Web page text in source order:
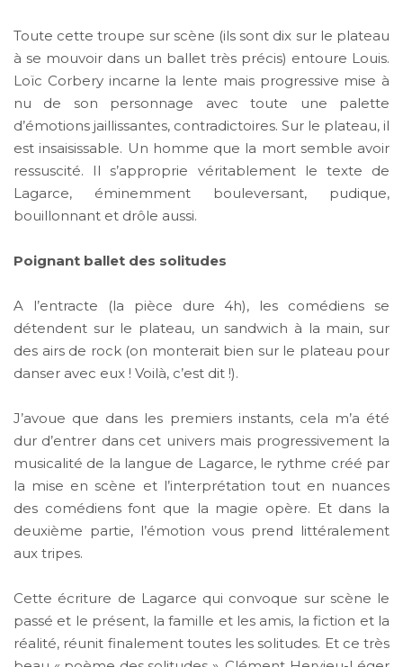
Toute cette troupe sur scène (ils sont dix sur le plateau
à se mouvoir dans un ballet très précis) entoure Louis.
Loïc Corbery incarne la lente mais progressive mise à
nu de son personnage avec toute une palette
d’émotions jaillissantes, contradictoires. Sur le plateau, il
est insaisissable. Un homme que la mort semble avoir
ressuscité. Il s’approprie véritablement le texte de
Lagarce, éminemment bouleversant, pudique,
bouillonnant et drôle aussi.
Poignant ballet des solitudes
A l’entracte (la pièce dure 4h), les comédiens se
détendent sur le plateau, un sandwich à la main, sur
des airs de rock (on monterait bien sur le plateau pour
danser avec eux ! Voilà, c’est dit !).
J’avoue que dans les premiers instants, cela m’a été
dur d’entrer dans cet univers mais progressivement la
musicalité de la langue de Lagarce, le rythme créé par
la mise en scène et l’interprétation tout en nuances
des comédiens font que la magie opère. Et dans la
deuxième partie, l’émotion vous prend littéralement
aux tripes.
Cette écriture de Lagarce qui convoque sur scène le
passé et le présent, la famille et les amis, la fiction et la
réalité, réunit finalement toutes les solitudes. Et ce très